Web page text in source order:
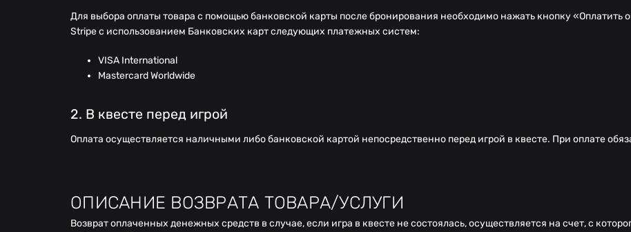
Для выбора оплаты товара с помощью банковской карты после бронирования необходимо нажать кнопку «Оплатить
Stripe с использованием Банковских карт следующих платежных систем:
VISA International
Mastercard Worldwide
2. В квесте перед игрой
Оплата осуществляется наличными либо банковской картой непосредственно перед игрой в квесте. При оплате
ОПИСАНИЕ ВОЗВРАТА ТОВАРА/УСЛУГИ
Возврат оплаченных денежных средств в случае, если игра в квесте не состоялась, осуществляется на счет, с